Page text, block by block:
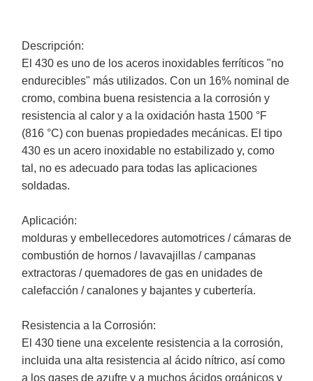
Descripción:
El 430 es uno de los aceros inoxidables ferríticos "no
endurecibles" más utilizados. Con un 16% nominal de
cromo, combina buena resistencia a la corrosión y
resistencia al calor y a la oxidación hasta 1500 °F
(816 °C) con buenas propiedades mecánicas. El tipo
430 es un acero inoxidable no estabilizado y, como
tal, no es adecuado para todas las aplicaciones
soldadas.
Aplicación:
molduras y embellecedores automotrices / cámaras de
combustión de hornos / lavavajillas / campanas
extractoras / quemadores de gas en unidades de
calefacción / canalones y bajantes y cubertería.
Resistencia a la Corrosión:
El 430 tiene una excelente resistencia a la corrosión,
incluida una alta resistencia al ácido nítrico, así como
a los gases de azufre y a muchos ácidos orgánicos y